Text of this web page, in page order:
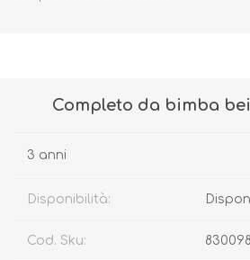
Completo da bimba
3 anni
Disponibilità:
Cod. Sku: